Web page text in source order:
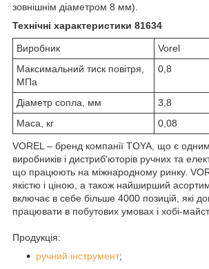
зовнішнім діаметром 8 мм).
Технічні характеристики 81634
Виробник
Vorel
Максимальний тиск повітря,
МПа
0,8
Діаметр сопла, мм
3,8
Маса, кг
0,08
VOREL – бренд компанії TOYA, що є
виробників і дистриб'юторів ручних та
що працюють на міжнародному ринку.
якістю і ціною, а також найширший
включає в себе більше 4000 позицій, які
працювати в побутових умовах і хобі-
Продукція:
ручний інструмент;